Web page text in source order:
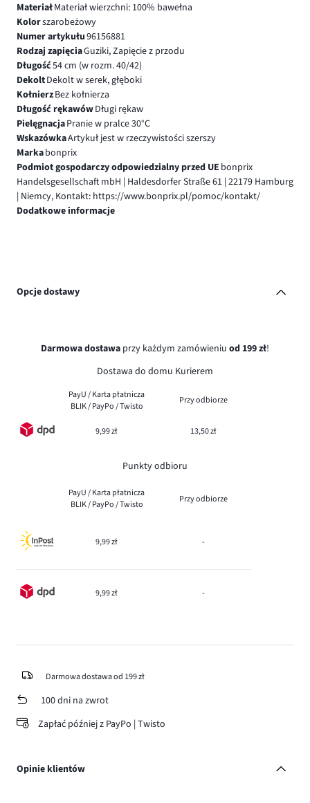
MateriałMateriał wierzchni: 100% bawełna
Kolorszarobeżowy
Numer artykułu96156881
Rodzaj zapięciaGuziki, Zapięcie z przodu
Długość54 cm (w rozm. 40/42)
DekoltDekolt w serek, głęboki
KołnierzBez kołnierza
Długość rękawówDługi rękaw
PielęgnacjaPranie w pralce 30°C
WskazówkaArtykuł jest w rzeczywistości szerszy
Markabonprix
Podmiot gospodarczy odpowiedzialny przed UE bonprix
Handelsgesellschaft mbH | Haldesdorfer Straße 61 | 22179 Hamburg
| Niemcy, Kontakt: https://www.bonprix.pl/pomoc/kontakt/
Dodatkowe informacje
Opcje dostawy
Darmowa dostawa przy każdym zamówieniu od 199 zł!
Dostawa do domu Kurierem
PayU / Karta płatnicza
BLIK / PayPo / Twisto
Przy odbiorze
9,99 zł 13,50 zł
Punkty odbioru
PayU / Karta płatnicza
BLIK / PayPo / Twisto
Przy odbiorze
9,99 zł -
9,99 zł -
Darmowa dostawa od 199 zł
100 dni na zwrot
Zapłać później z PayPo | Twisto
Opinie klientów